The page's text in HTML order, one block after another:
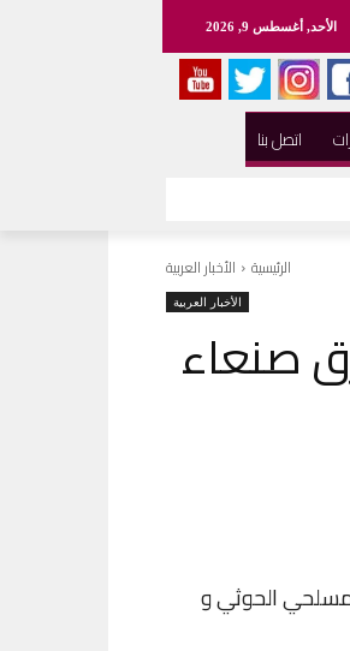
الأحد, أغسطس 9, 2026
اتصل بنا
الرئيسية الأخبار العربية
الأخبار العربية
صنعاء
لمسلحي الحوثي و